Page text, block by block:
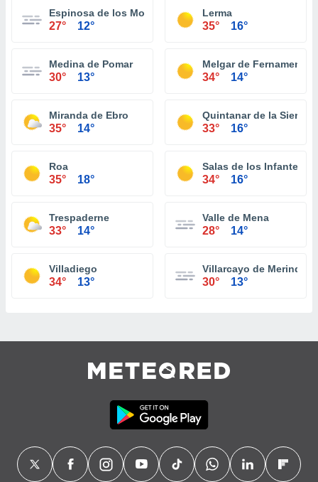
Espinosa de los Monteros
27° 12°
Lerma
35° 16°
Medina de Pomar
30° 13°
Melgar de Fernamental
34° 14°
Miranda de Ebro
35° 14°
Quintanar de la Sierra
33° 16°
Roa
35° 18°
Salas de los Infantes
34° 16°
Trespaderne
33° 14°
Valle de Mena
28° 14°
Villadiego
34° 13°
Villarcayo de Merindad
30° 13°